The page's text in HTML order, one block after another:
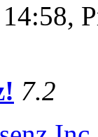
7.2